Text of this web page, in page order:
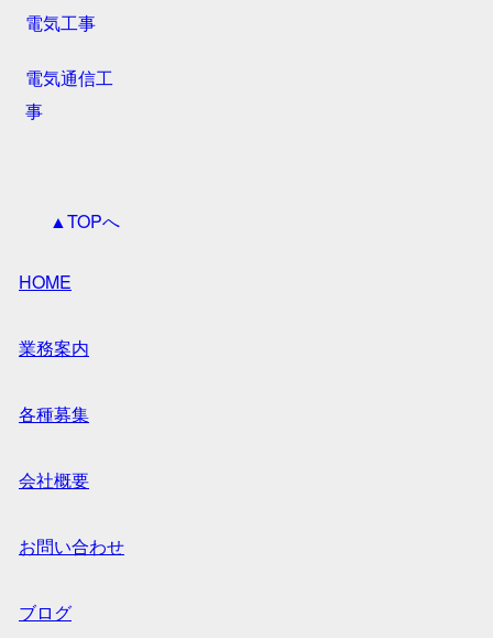
電気工事
電気通信工
事
▲TOPへ
HOME
業務案内
各種募集
会社概要
お問い合わせ
ブログ